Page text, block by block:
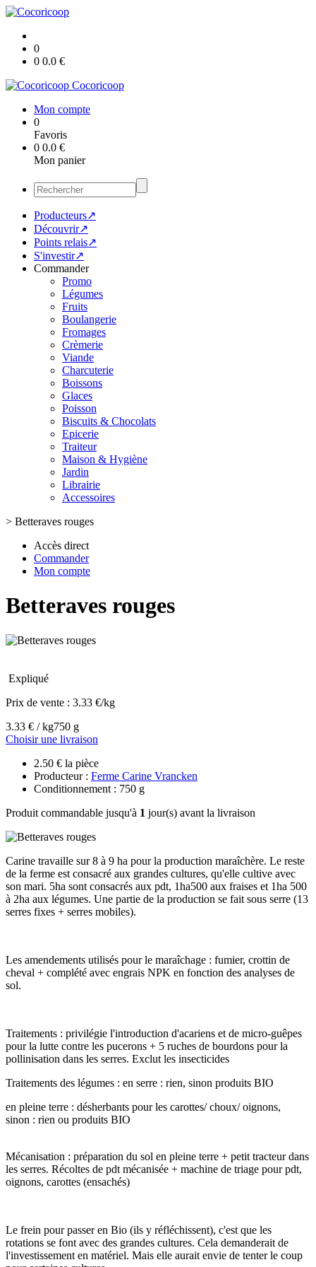
0
0 0.0 €
Cocoricoop
Mon compte
0
Favoris
0 0.0 €
Mon panier
Producteurs↗
Découvrir↗
Points relais↗
S'investir↗
Commander
Promo
Légumes
Fruits
Boulangerie
Fromages
Crèmerie
Viande
Charcuterie
Boissons
Glaces
Poisson
Biscuits & Chocolats
Epicerie
Traiteur
Maison & Hygiène
Jardin
Librairie
Accessoires
> Betteraves rouges
Accès direct
Commander
Mon compte
Betteraves rouges
Expliqué
Prix de vente : 3.33 €/kg
3.33 € / kg750 g
Choisir une livraison
2.50 € la pièce
Producteur : Ferme Carine Vrancken
Conditionnement : 750 g
Produit commandable jusqu'à 1 jour(s) avant la livraison
Carine travaille sur 8 à 9 ha pour la production maraîchère. Le reste
de la ferme est consacré aux grandes cultures, qu'elle cultive avec
son mari. 5ha sont consacrés aux pdt, 1ha500 aux fraises et 1ha 500
à 2ha aux légumes. Une partie de la production se fait sous serre (13
serres fixes + serres mobiles).
Les amendements utilisés pour le maraîchage : fumier, crottin de
cheval + complété avec engrais NPK en fonction des analyses de
sol.
Traitements : privilégie l'introduction d'acariens et de micro-guêpes
pour la lutte contre les pucerons + 5 ruches de bourdons pour la
pollinisation dans les serres. Exclut les insecticides
Traitements des légumes : en serre : rien, sinon produits BIO
en pleine terre : désherbants pour les carottes/ choux/ oignons,
sinon : rien ou produits BIO
Mécanisation : préparation du sol en pleine terre + petit tracteur dans
les serres. Récoltes de pdt mécanisée + machine de triage pour pdt,
oignons, carottes (ensachés)
Le frein pour passer en Bio (ils y réfléchissent), c'est que les
rotations se font avec des grandes cultures. Cela demanderait de
l'investissement en matériel. Mais elle aurait envie de tenter le coup